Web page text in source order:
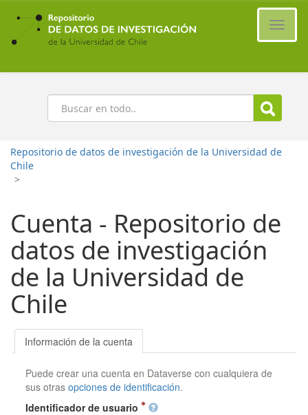
Ir
contenido
principal
Buscar
Repositorio de datos de investigación de la Universidad de
Chile
>
Cuenta - Repositorio de
datos de investigación
de la Universidad de
Chile
Información de la cuenta
Puede crear una cuenta en Dataverse con cualquiera de
sus otrasopciones de identificación.
Identificador de usuario